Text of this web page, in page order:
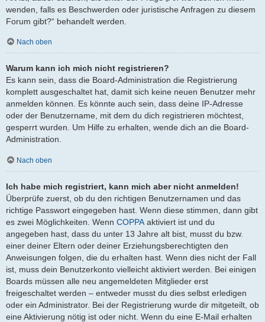
wenden, falls es Beschwerden oder juristische Anfragen zu diesem
Forum gibt?“ behandelt werden.
Nach oben
Warum kann ich mich nicht registrieren?
Es kann sein, dass die Board-Administration die Registrierung
komplett ausgeschaltet hat, damit sich keine neuen Benutzer mehr
anmelden können. Es könnte auch sein, dass deine IP-Adresse
oder der Benutzername, mit dem du dich registrieren möchtest,
gesperrt wurden. Um Hilfe zu erhalten, wende dich an die Board-
Administration.
Nach oben
Ich habe mich registriert, kann mich aber nicht anmelden!
Überprüfe zuerst, ob du den richtigen Benutzernamen und das
richtige Passwort eingegeben hast. Wenn diese stimmen, dann gibt
es zwei Möglichkeiten. Wenn COPPA aktiviert ist und du
angegeben hast, dass du unter 13 Jahre alt bist, musst du bzw.
einer deiner Eltern oder deiner Erziehungsberechtigten den
Anweisungen folgen, die du erhalten hast. Wenn dies nicht der Fall
ist, muss dein Benutzerkonto vielleicht aktiviert werden. Bei einigen
Boards müssen alle neu angemeldeten Mitglieder erst
freigeschaltet werden – entweder musst du dies selbst erledigen
oder ein Administrator. Bei der Registrierung wurde dir mitgeteilt, ob
eine Aktivierung nötig ist oder nicht. Wenn du eine E-Mail erhalten